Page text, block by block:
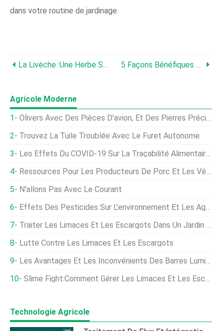
dans votre routine de jardinage.
La Livèche :une Herbe Sous-Estimée Et Facile À Cultiver 5 Façons Bénéfiques D'utiliser L'herbe Coupée Après Avoir Tondu Votre Pelouse
Agricole Moderne
Olivers Avec Des Pièces D'avion, Et Des Pierres Précieuses De La Classe '75 !
Trouvez La Tuile Troublée Avec Le Furet Autonome
Les Effets Du COVID-19 Sur La Traçabilité Alimentaire Et Agricole
Ressources Pour Les Producteurs De Porc Et Les Vétérinaires Confrontés Au Dépeuplement
N'allons Pas Avec Le Courant
Effets Des Pesticides Sur L'environnement Et Les Agriculteurs
Traiter Les Limaces Et Les Escargots Dans Un Jardin Biologique
Lutte Contre Les Limaces Et Les Escargots
Les Avantages Et Les Inconvénients Des Barres Lumineuses À LED
Slime Fight:Comment Gérer Les Limaces Et Les Escargots
Technologie Agricole